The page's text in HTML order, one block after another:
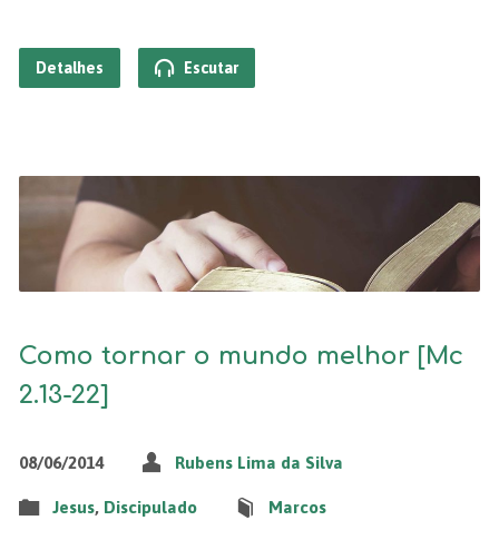
Detalhes Escutar
Como tornar o mundo melhor [Mc
2.13-22]
08/06/2014 Rubens Lima da Silva
Jesus, Discipulado Marcos